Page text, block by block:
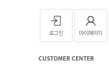
로그인 마이페이지
CUSTOMER CENTER